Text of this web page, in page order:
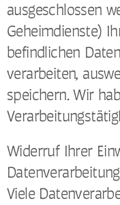
ausgeschlossen
Geheimdienste)
befindlichen
verarbeiten,
speichern. Wir
Widerruf Ihrer
Datenverarbeitung
Viele